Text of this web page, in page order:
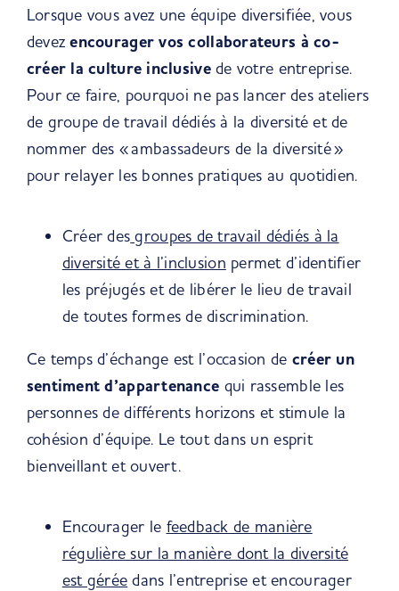
Lorsque vous avez une équipe diversifiée, vous
devezencourager vos collaborateurs à co-
créer la culture inclusivede votre entreprise.
Pour ce faire, pourquoi ne pas lancer des ateliers
de groupe de travail dédiés à la diversité et de
nommer des « ambassadeurs de la diversité »
pour relayer les bonnes pratiques au quotidien.
Créer des groupes de travail dédiés à la
diversité et à l’inclusion permet d’identifier
les préjugés et de libérer le lieu de travail
de toutes formes de discrimination.
Ce temps d’échange est l’occasion de créer un
sentiment d’appartenance qui rassemble les
personnes de différents horizons et stimule la
cohésion d’équipe. Le tout dans un esprit
bienveillant et ouvert.
Encourager le feedback de manière
régulière sur la manière dont la diversité
est gérée dans l’entreprise et encourager